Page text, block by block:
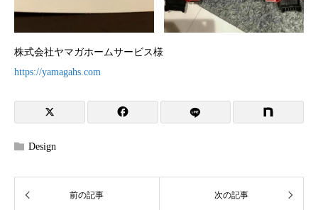
株式会社ヤマガホームサービス様
https://yamagahs.com
Design